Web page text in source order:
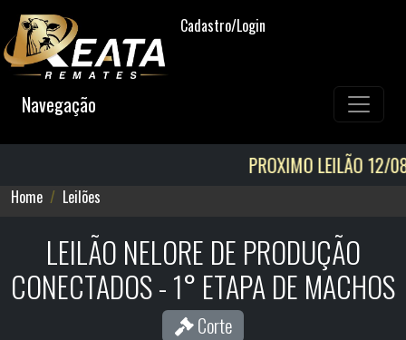
Cadastro/Login
Navegação
PROXIMO LEILÃO 12/08!
Home Leilões
LEILÃO NELORE DE PRODUÇÃO
CONECTADOS - 1° ETAPA DE MACHOS
Corte